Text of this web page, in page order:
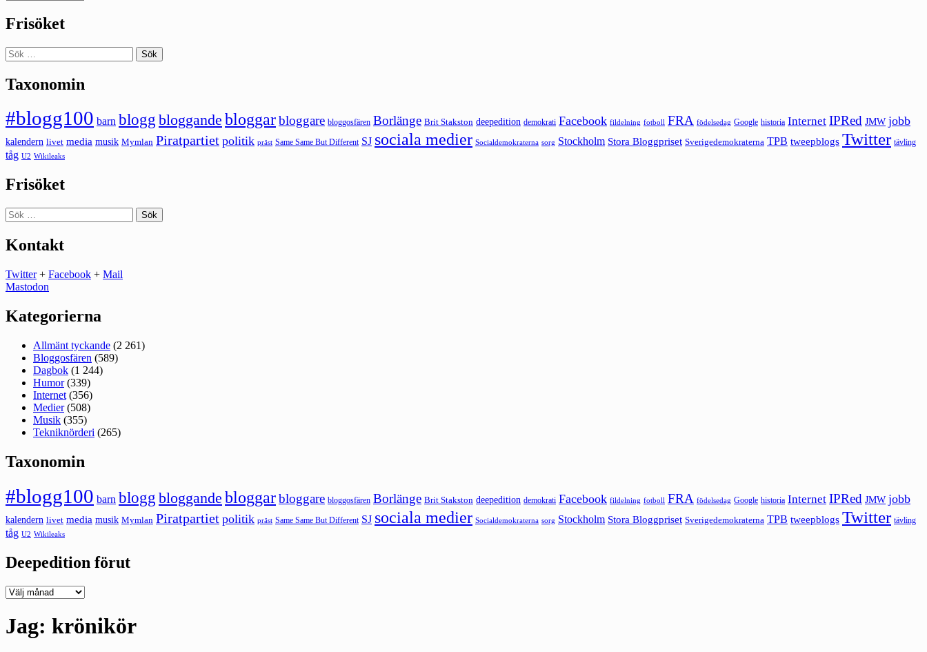
Frisöket
Sök
efter:
Taxonomin
#blogg100 barn blogg bloggande bloggarbloggare bloggosfären Borlänge Brit Stakston deepedition demokrati Facebook fildelning fotboll FRA födelsedag Google historia Internet IPRed JMW jobb
kalendern livet media musik Mymlan Piratpartiet politik präst Same Same But Different SJ sociala medier Socialdemokraterna sorg Stockholm Stora Bloggpriset Sverigedemokraterna TPB tweepblogs Twitter tävling
tåg U2 Wikileaks
Frisöket
Sök
efter:
Kontakt
Twitter+ Facebook + Mail
Mastodon
Kategorierna
Allmänt tyckande (2 261)
Bloggosfären (589)
Dagbok (1 244)
Humor(339)
Internet (356)
Medier(508)
Musik (355)
Tekniknörderi (265)
Taxonomin
#blogg100 barn blogg bloggande bloggarbloggare bloggosfären Borlänge Brit Stakston deepedition demokrati Facebook fildelning fotboll FRA födelsedag Google historia Internet IPRed JMW jobb
kalendern livet media musik Mymlan Piratpartiet politik präst Same Same But Different SJ sociala medier Socialdemokraterna sorg Stockholm Stora Bloggpriset Sverigedemokraterna TPB tweepblogs Twitter tävling
tåg U2 Wikileaks
Deepedition förut
Deepedition
Jag: krönikör